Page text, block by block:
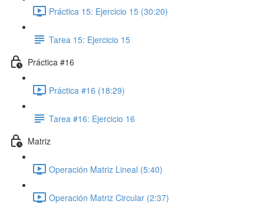
Práctica 15: Ejercicio 15 (30:20)
Tarea 15: Ejercicio 15
Práctica #16
Práctica #16 (18:29)
Tarea #16: Ejercicio 16
Matriz
Operación Matriz Lineal (5:40)
Operación Matriz Circular (2:37)